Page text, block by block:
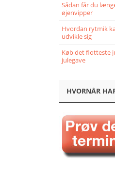
Sådan får du
øjenvipper
Hvordan rytmik
udvikle sig
Køb det flotteste
julegave
HVORNÅR